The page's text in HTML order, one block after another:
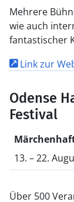
Mehrere
wie auch
fantastischer
Link zur
Odense
Festival
13. – 22.
Über 500